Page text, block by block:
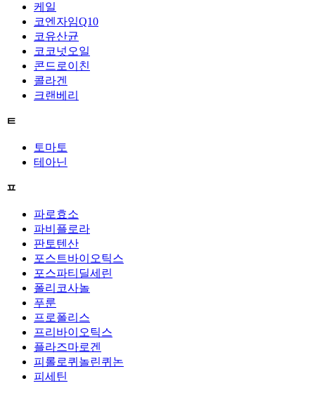
케일
코엔자임Q10
코유산균
코코넛오일
콘드로이친
콜라겐
크랜베리
ㅌ
토마토
테아닌
ㅍ
파로효소
파비플로라
판토텐산
포스트바이오틱스
포스파티딜세린
폴리코사놀
푸룬
프로폴리스
프리바이오틱스
플라즈마로겐
피롤로퀴놀린퀴논
피세틴